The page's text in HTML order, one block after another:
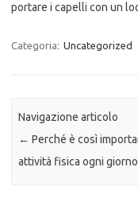
portare i capelli con un
Categoria: Uncategorized
Navigazione articolo
← Perché è così
attività fisica ogni giorno